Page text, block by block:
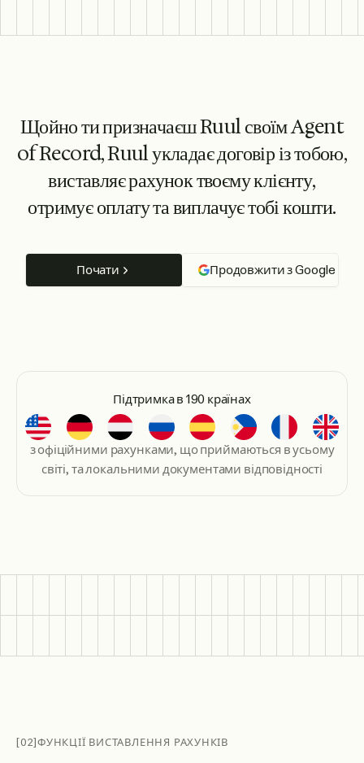
Щойно ти призначаєш Ruul своїм Agent
of Record, Ruul укладає договір із тобою,
виставляє рахунок твоєму клієнту,
отримує оплату та виплачує тобі кошти.
Почати Продовжити з Google
Підтримка в 190 країнах
з офіційними рахунками, що приймаються в усьому
світі, та локальними документами відповідності
[02]ФУНКЦІЇ ВИСТАВЛЕННЯ РАХУНКІВ